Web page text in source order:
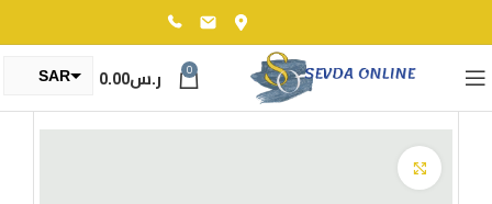
0 ر.س0.00
SAR
TRY